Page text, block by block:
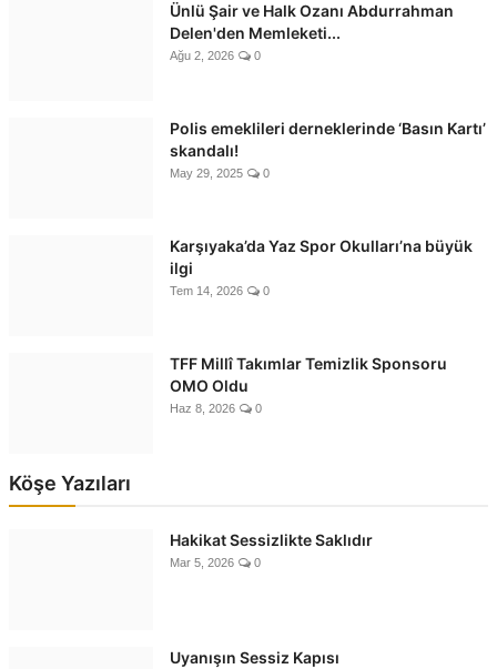
Ünlü Şair ve Halk Ozanı Abdurrahman
Delen'den Memleketi...
Ağu 2, 2026 0
Polis emeklileri derneklerinde ‘Basın Kartı’
skandalı!
May 29, 2025 0
Karşıyaka’da Yaz Spor Okulları’na büyük
ilgi
Tem 14, 2026 0
TFF Millî Takımlar Temizlik Sponsoru
OMO Oldu
Haz 8, 2026 0
Köşe Yazıları
Hakikat Sessizlikte Saklıdır
Mar 5, 2026 0
Uyanışın Sessiz Kapısı